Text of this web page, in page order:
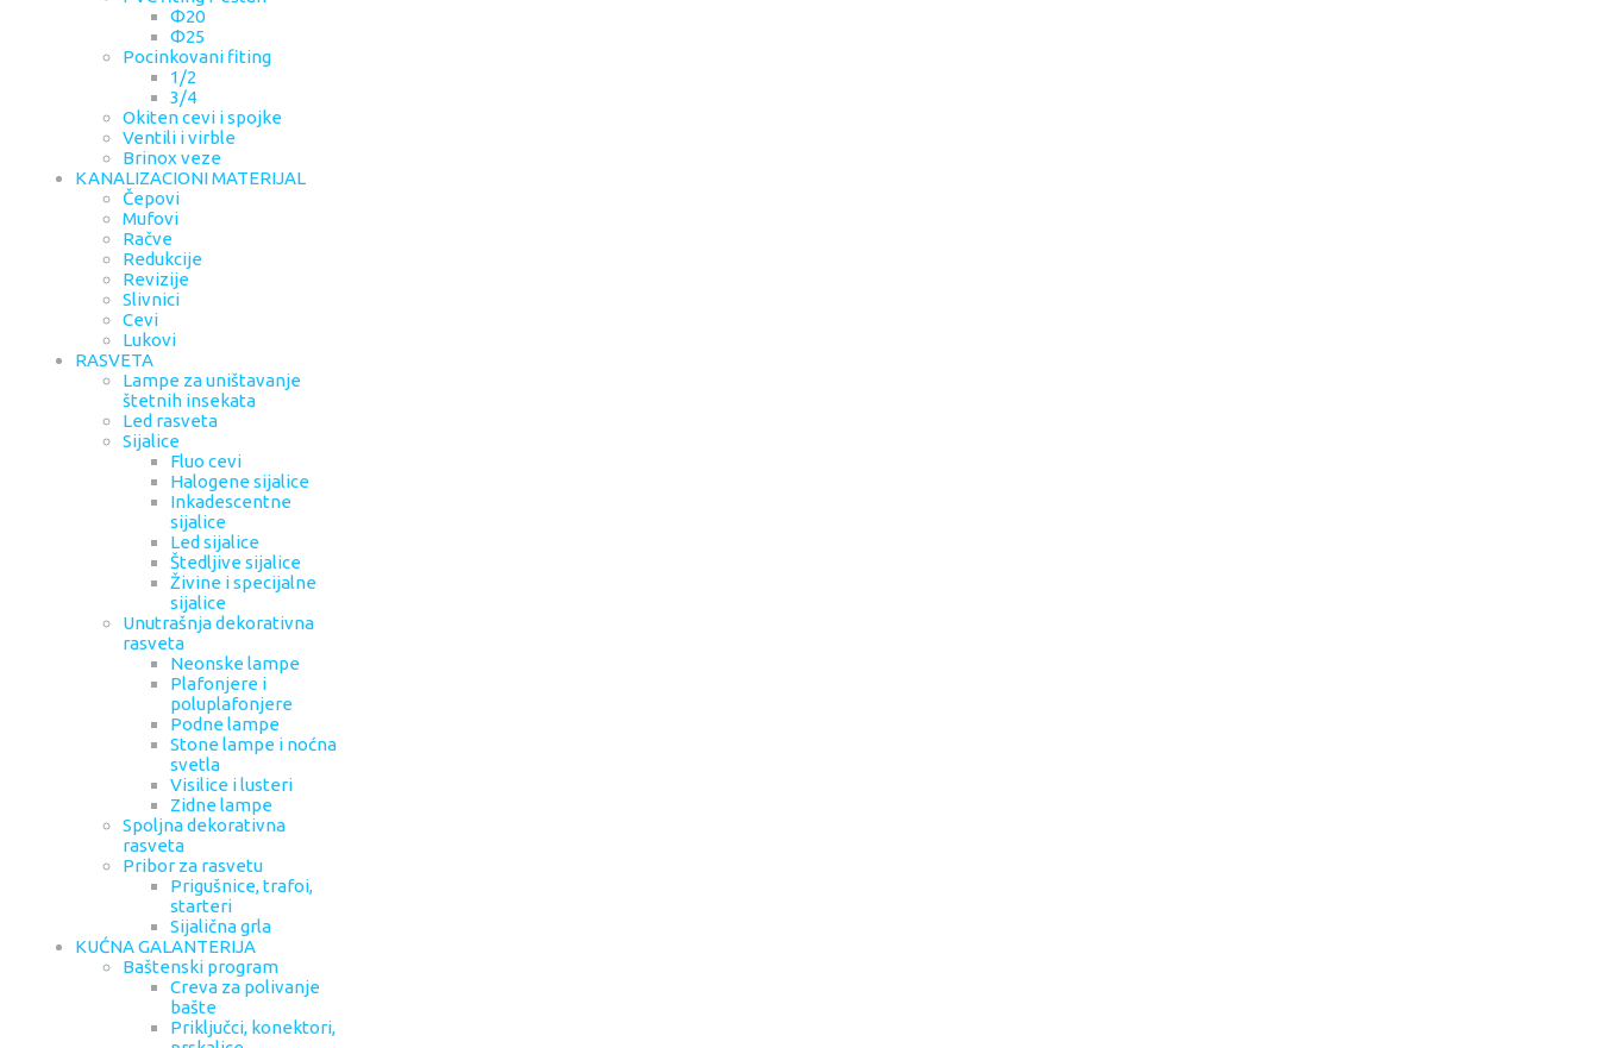
Φ20
Φ25
Pocinkovani fiting
1/2
3/4
Okiten cevi i spojke
Ventili i virble
Brinox veze
KANALIZACIONI MATERIJAL
Čepovi
Mufovi
Račve
Redukcije
Revizije
Slivnici
Cevi
Lukovi
RASVETA
Lampe za uništavanje
štetnih insekata
Led rasveta
Sijalice
Fluo cevi
Halogene sijalice
Inkadescentne
sijalice
Led sijalice
Štedljive sijalice
Živine i specijalne
sijalice
Unutrašnja dekorativna
rasveta
Neonske lampe
Plafonjere i
poluplafonjere
Podne lampe
Stone lampe i noćna
svetla
Visilice i lusteri
Zidne lampe
Spoljna dekorativna
rasveta
Pribor za rasvetu
Prigušnice, trafoi,
starteri
Sijalična grla
KUĆNA GALANTERIJA
Baštenski program
Creva za polivanje
bašte
Priključci, konektori,